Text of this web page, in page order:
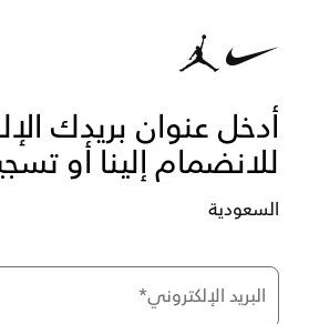
أدخل عنوان بريدك
للانضمام إلينا أو
السعودية
البريد الإلكتروني*